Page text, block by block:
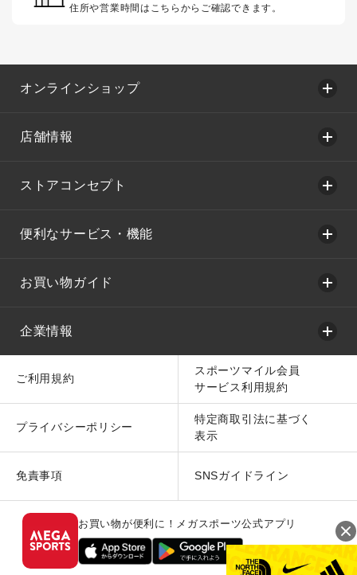
住所や営業時間はこちらからご確認できます。
オンラインショップ
店舗情報
ストアコンセプト
便利なサービス・機能
お買い物ガイド
企業情報
ご利用規約
スポーツマイル会員
サービス利用規約
プライバシーポリシー
特定商取引法に基づく
表示
免責事項 SNSガイドライン
お買い物が便利に！メガスポーツ公式アプリ